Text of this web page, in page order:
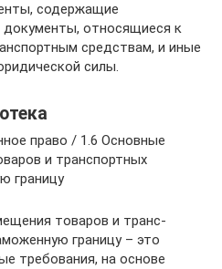
содержащие
относящиеся к
средствам, и иные
силы.
право / 1.6 Основные
и транспортных
границу
товаров и транс­
границу – это
требования, на основе